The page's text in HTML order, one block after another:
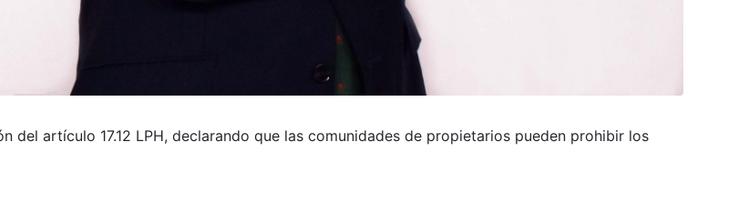
del artículo 17.12 LPH, declarando que las comunidades de propietarios pueden prohibir los